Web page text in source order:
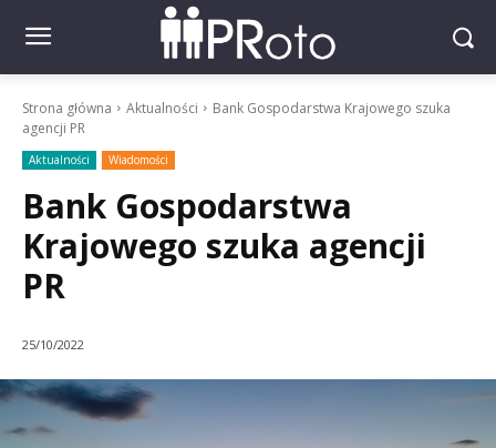
Strona główna Aktualności
Bank Gospodarstwa Krajowego szuka
agencji PR
Aktualności Wiadomości
Bank Gospodarstwa
Krajowego szuka agencji
PR
25/10/2022